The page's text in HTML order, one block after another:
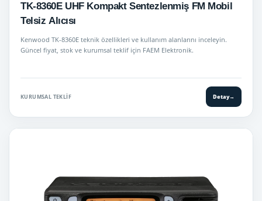
TK-8360E UHF Kompakt Sentezlenmiş FM Mobil
Telsiz Alıcısı
Kenwood TK-8360E teknik özellikleri ve kullanım alanlarını inceleyin.
Güncel fiyat, stok ve kurumsal teklif için FAEM Elektronik.
KURUMSAL TEKLIF Detay→